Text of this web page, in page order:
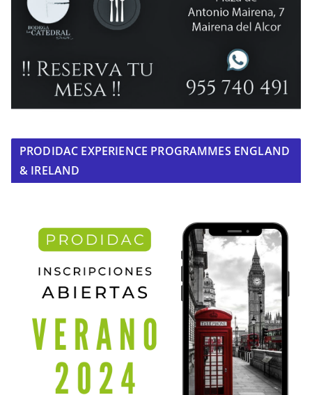
PRODIDAC EXPERIENCE PROGRAMMES ENGLAND
& IRELAND